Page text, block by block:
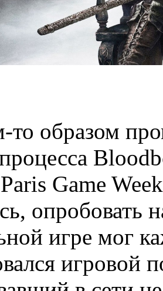
образом
Game
опробовать
игре мог
игровой